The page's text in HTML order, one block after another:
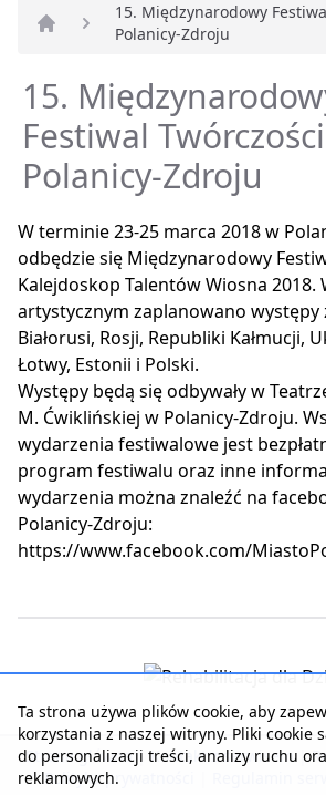
Strona główna
15. Międzynarodowy
Polanicy-Zdroju
15.
Festiwal
Polanicy-Zdroju
W terminie 23-25 marca 2018 w
odbędzie się Międzynarodowy
Kalejdoskop Talentów Wiosna 2018.
artystycznym zaplanowano występy
Białorusi, Rosji, Republiki Kałmucji,
Łotwy, Estonii i Polski.
Występy będą się odbywały w
M. Ćwiklińskiej w Polanicy-Zdroju.
wydarzenia festiwalowe jest
program festiwalu oraz inne
wydarzenia można znaleźć na
Polanicy-Zdroju:
https://www.facebook.com/
Strona główna | Kontakt z serwisem |
Polityka prywatności
Ta strona używa plików cookie, aby
korzystania z naszej witryny. Pliki cookie
do personalizacji treści, analizy ruchu
reklamowych.